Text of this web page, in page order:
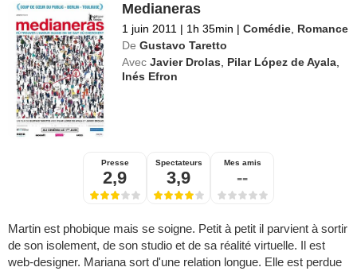
Medianeras
1 juin 2011 | 1h 35min | Comédie, Romance
De Gustavo Taretto
Avec Javier Drolas, Pilar López de Ayala,
Inés Efron
Presse
2,9
Spectateurs
3,9
Mes amis
--
Martin est phobique mais se soigne. Petit à petit il parvient à sortir
de son isolement, de son studio et de sa réalité virtuelle. Il est
web-designer. Mariana sort d'une relation longue. Elle est perdue